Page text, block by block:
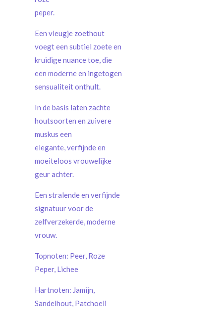
peper.
Een vleugje zoethout
voegt een subtiel zoete en
kruidige nuance toe, die
een moderne en ingetogen
sensualiteit onthult.
In de basis laten zachte
houtsoorten en zuivere
muskus een
elegante, verfijnde en
moeiteloos vrouwelijke
geur achter.
Een stralende en verfijnde
signatuur voor de
zelfverzekerde, moderne
vrouw.
Topnoten: Peer, Roze
Peper, Lichee
Hartnoten: Jamijn,
Sandelhout, Patchoeli